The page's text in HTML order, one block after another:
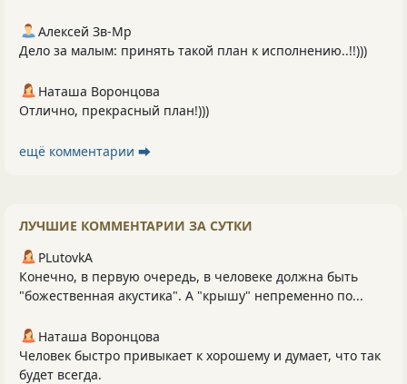
Алексей Зв-Mp
Дело за малым: принять такой план к исполнению..!!)))
Наташа Воронцова
Отлично, прекрасный план!)))
ещё комментарии ⮕
ЛУЧШИЕ КОММЕНТАРИИ ЗА СУТКИ
PLutоvkА
Конечно, в первую очередь, в человеке должна быть
"божественная акустика". А "крышу" непременно по...
Наташа Воронцова
Человек быстро привыкает к хорошему и думает, что так
будет всегда.